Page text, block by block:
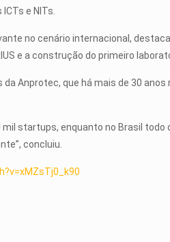
e NITs.
no cenário internacional,
e a construção do primeiro
Anprotec, que há mais de 30
startups, enquanto no Brasil
concluiu.